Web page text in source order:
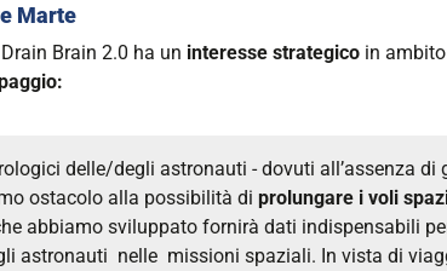
Marte
Drain Brain 2.0 ha un interesse strategico in
delle/degli astronauti - dovuti all’assenza di
ostacolo alla possibilità di prolungare i voli
abbiamo sviluppato fornirà dati indispensabili
astronauti nelle missioni spaziali. In vista di